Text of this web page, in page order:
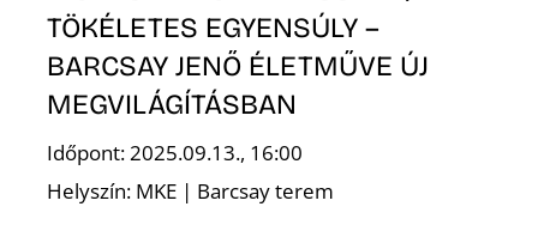
TÖKÉLETES EGYENSÚLY –
BARCSAY JENŐ ÉLETMŰVE ÚJ
MEGVILÁGÍTÁSBAN
Időpont: 2025.09.13., 16:00
Helyszín: MKE | Barcsay terem